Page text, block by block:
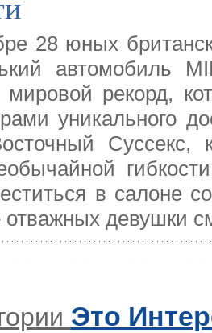
28 юных
автомобиль
рекорд,
уникального
Суссекс,
в салоне
девушки
Это